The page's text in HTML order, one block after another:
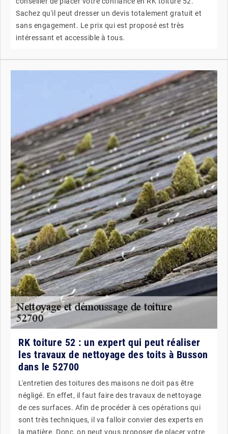
Sachez qu'il peut dresser un devis totalement gratuit et
sans engagement. Le prix qui est proposé est très
intéressant et accessible à tous.
RK toiture 52 : un expert qui peut réaliser
les travaux de nettoyage des toits à Busson
dans le 52700
L'entretien des toitures des maisons ne doit pas être
négligé. En effet, il faut faire des travaux de nettoyage
de ces surfaces. Afin de procéder à ces opérations qui
sont très techniques, il va falloir convier des experts en
la matière. Donc, on peut vous proposer de placer votre